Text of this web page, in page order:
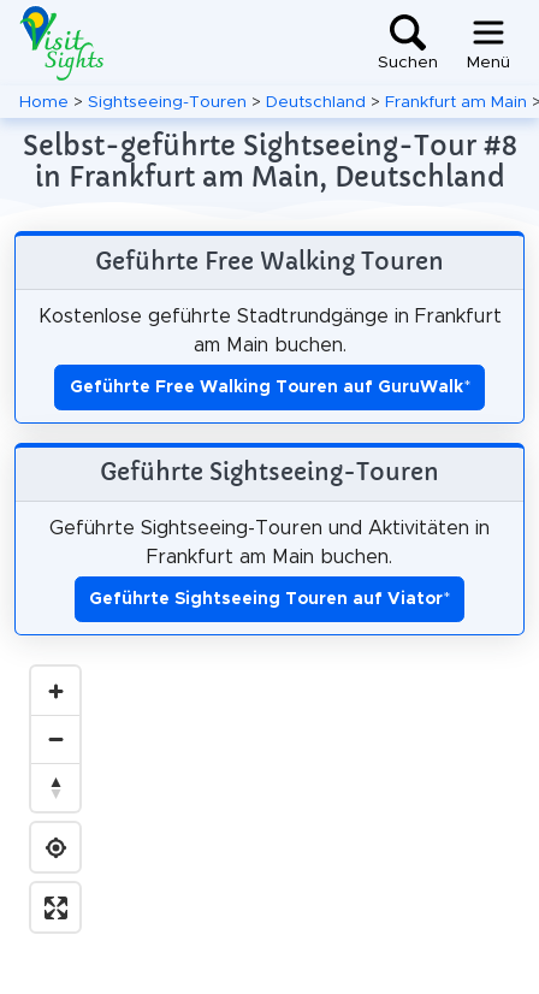
Suchen Menü
Home > Sightseeing-Touren > Deutschland > Frankfurt am Main
Selbst-geführte Sightseeing-Tour #8
in Frankfurt am Main, Deutschland
Geführte Free Walking Touren
Kostenlose geführte Stadtrundgänge in Frankfurt
am Main buchen.
Geführte Free Walking Touren auf GuruWalk*
Geführte Sightseeing-Touren
Geführte Sightseeing-Touren und Aktivitäten in
Frankfurt am Main buchen.
Geführte Sightseeing Touren auf Viator*